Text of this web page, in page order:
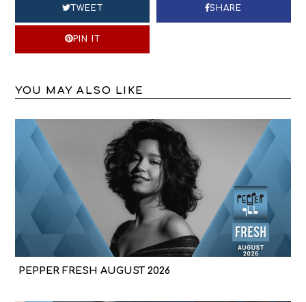
TWEET SHARE
PIN IT
YOU MAY ALSO LIKE
PEPPER FRESH AUGUST 2026